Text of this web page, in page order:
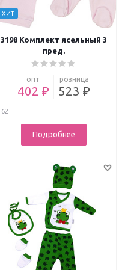
ХИТ
3198 Комплект ясельный 3
пред.
опт
402 ₽
розница
523 ₽
62
Подробнее